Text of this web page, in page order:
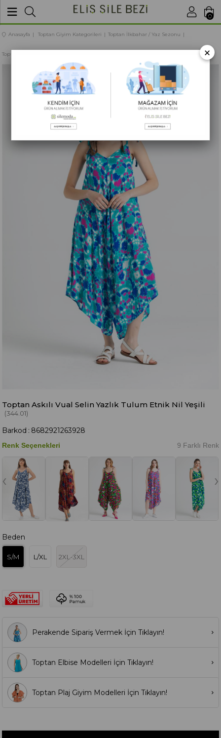
BU SİTEDE
0
Anasayfa Toptan Giyim Kategorileri Toptan İlkbahar / Yaz Sezonu
Toptan Kadın Giyim
Toptan Askılı Vual Selin Yazlık Tulum Etnik Nil Yeşili
(344.01)
Barkod : 8682921263928
Renk Seçenekleri 9 Farklı Renk
‹ ›
Beden
S/M L/XL 2XL-3XL
Perakende Sipariş Vermek İçin Tıklayın!
Toptan Elbise Modelleri İçin Tıklayın!
Toptan Plaj Giyim Modelleri İçin Tıklayın!
×